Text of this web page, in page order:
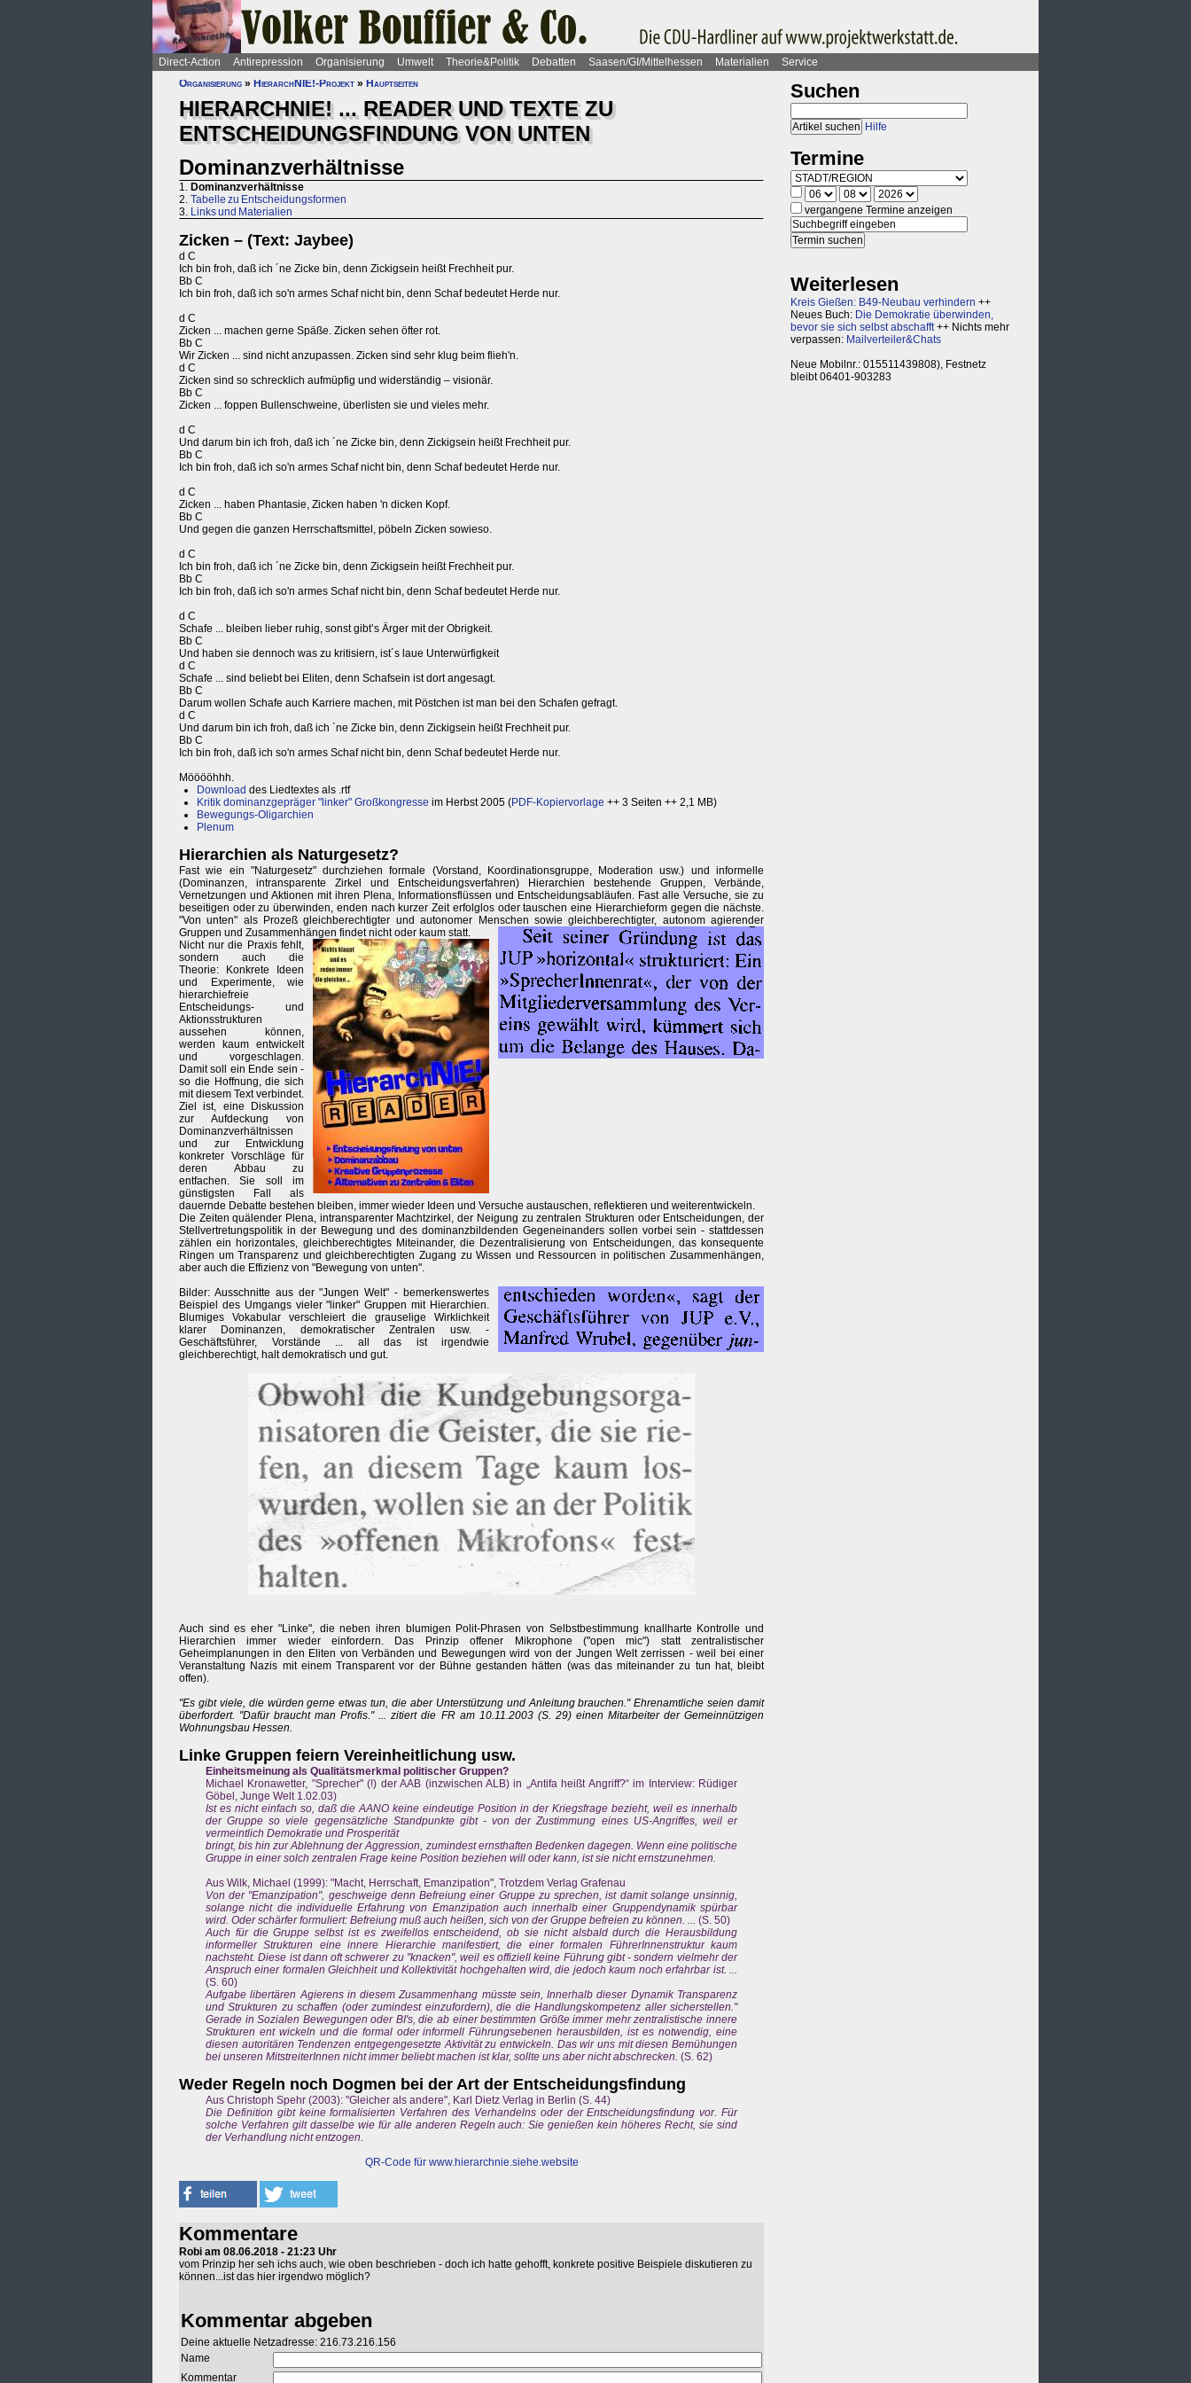
Direct-Action Antirepression Organisierung Umwelt Theorie&Politik Debatten Saasen/GI/Mittelhessen Materialien
Service
Organisierung » HierarchNIE!-Projekt » Hauptseiten
HIERARCHNIE! ... READER UND TEXTE ZU
ENTSCHEIDUNGSFINDUNG VON UNTEN
Dominanzverhältnisse
1. Dominanzverhältnisse
2. Tabelle zu Entscheidungsformen
3. Links und Materialien
Zicken – (Text: Jaybee)
d C
Ich bin froh, daß ich ´ne Zicke bin, denn Zickigsein heißt Frechheit pur.
Bb C
Ich bin froh, daß ich so'n armes Schaf nicht bin, denn Schaf bedeutet Herde nur.
d C
Zicken ... machen gerne Späße. Zicken sehen öfter rot.
Bb C
Wir Zicken ... sind nicht anzupassen. Zicken sind sehr klug beim flieh'n.
d C
Zicken sind so schrecklich aufmüpfig und widerständig – visionär.
Bb C
Zicken ... foppen Bullenschweine, überlisten sie und vieles mehr.
d C
Und darum bin ich froh, daß ich ´ne Zicke bin, denn Zickigsein heißt Frechheit pur.
Bb C
Ich bin froh, daß ich so'n armes Schaf nicht bin, denn Schaf bedeutet Herde nur.
d C
Zicken ... haben Phantasie, Zicken haben 'n dicken Kopf.
Bb C
Und gegen die ganzen Herrschaftsmittel, pöbeln Zicken sowieso.
d C
Ich bin froh, daß ich ´ne Zicke bin, denn Zickigsein heißt Frechheit pur.
Bb C
Ich bin froh, daß ich so'n armes Schaf nicht bin, denn Schaf bedeutet Herde nur.
d C
Schafe ... bleiben lieber ruhig, sonst gibt’s Ärger mit der Obrigkeit.
Bb C
Und haben sie dennoch was zu kritisiern, ist´s laue Unterwürfigkeit
d C
Schafe ... sind beliebt bei Eliten, denn Schafsein ist dort angesagt.
Bb C
Darum wollen Schafe auch Karriere machen, mit Pöstchen ist man bei den Schafen gefragt.
d C
Und darum bin ich froh, daß ich ´ne Zicke bin, denn Zickigsein heißt Frechheit pur.
Bb C
Ich bin froh, daß ich so'n armes Schaf nicht bin, denn Schaf bedeutet Herde nur.
Mööööhhh.
Download des Liedtextes als .rtf
Kritik dominanzgepräger "linker" Großkongresse im Herbst 2005 (PDF-Kopiervorlage ++ 3 Seiten ++ 2,1 MB)
Bewegungs-Oligarchien
Plenum
Hierarchien als Naturgesetz?
Fast wie ein "Naturgesetz" durchziehen formale (Vorstand, Koordinationsgruppe, Moderation usw.) und informelle
(Dominanzen, intransparente Zirkel und Entscheidungsverfahren) Hierarchien bestehende Gruppen, Verbände,
Vernetzungen und Aktionen mit ihren Plena, Informationsflüssen und Entscheidungsabläufen. Fast alle Versuche, sie zu
beseitigen oder zu überwinden, enden nach kurzer Zeit erfolglos oder tauschen eine Hierarchieform gegen die nächste.
"Von unten" als Prozeß gleichberechtigter und autonomer Menschen sowie gleichberechtigter, autonom agierender
Gruppen und Zusammenhängen findet nicht oder kaum statt.
Nicht nur die Praxis fehlt,
sondern auch die
Theorie: Konkrete Ideen
und Experimente, wie
hierarchiefreie
Entscheidungs- und
Aktionsstrukturen
aussehen können,
werden kaum entwickelt
und vorgeschlagen.
Damit soll ein Ende sein -
so die Hoffnung, die sich
mit diesem Text verbindet.
Ziel ist, eine Diskussion
zur Aufdeckung von
Dominanzverhältnissen
und zur Entwicklung
konkreter Vorschläge für
deren Abbau zu
entfachen. Sie soll im
günstigsten Fall als
dauernde Debatte bestehen bleiben, immer wieder Ideen und Versuche austauschen, reflektieren und weiterentwickeln.
Die Zeiten quälender Plena, intransparenter Machtzirkel, der Neigung zu zentralen Strukturen oder Entscheidungen, der
Stellvertretungspolitik in der Bewegung und des dominanzbildenden Gegeneinanders sollen vorbei sein - stattdessen
zählen ein horizontales, gleichberechtigtes Miteinander, die Dezentralisierung von Entscheidungen, das konsequente
Ringen um Transparenz und gleichberechtigten Zugang zu Wissen und Ressourcen in politischen Zusammenhängen,
aber auch die Effizienz von "Bewegung von unten".
Bilder: Ausschnitte aus der "Jungen Welt" - bemerkenswertes
Beispiel des Umgangs vieler "linker" Gruppen mit Hierarchien.
Blumiges Vokabular verschleiert die grauselige Wirklichkeit
klarer Dominanzen, demokratischer Zentralen usw. -
Geschäftsführer, Vorstände ... all das ist irgendwie
gleichberechtigt, halt demokratisch und gut.
Auch sind es eher "Linke", die neben ihren blumigen Polit-Phrasen von Selbstbestimmung knallharte Kontrolle und
Hierarchien immer wieder einfordern. Das Prinzip offener Mikrophone ("open mic") statt zentralistischer
Geheimplanungen in den Eliten von Verbänden und Bewegungen wird von der Jungen Welt zerrissen - weil bei einer
Veranstaltung Nazis mit einem Transparent vor der Bühne gestanden hätten (was das miteinander zu tun hat, bleibt
offen).
"Es gibt viele, die würden gerne etwas tun, die aber Unterstützung und Anleitung brauchen." Ehrenamtliche seien damit
überfordert. "Dafür braucht man Profis." ... zitiert die FR am 10.11.2003 (S. 29) einen Mitarbeiter der Gemeinnützigen
Wohnungsbau Hessen.
Linke Gruppen feiern Vereinheitlichung usw.
Einheitsmeinung als Qualitätsmerkmal politischer Gruppen?
Michael Kronawetter, "Sprecher" (!) der AAB (inzwischen ALB) in „Antifa heißt Angriff?“ im Interview: Rüdiger
Göbel, Junge Welt 1.02.03)
Ist es nicht einfach so, daß die AANO keine eindeutige Position in der Kriegsfrage bezieht, weil es innerhalb
der Gruppe so viele gegensätzliche Standpunkte gibt - von der Zustimmung eines US-Angriffes, weil er
vermeintlich Demokratie und Prosperität
bringt, bis hin zur Ablehnung der Aggression, zumindest ernsthaften Bedenken dagegen. Wenn eine politische
Gruppe in einer solch zentralen Frage keine Position beziehen will oder kann, ist sie nicht ernstzunehmen.
Aus Wilk, Michael (1999): "Macht, Herrschaft, Emanzipation", Trotzdem Verlag Grafenau
Von der "Emanzipation", geschweige denn Befreiung einer Gruppe zu sprechen, ist damit solange unsinnig,
solange nicht die individuelle Erfahrung von Emanzipation auch innerhalb einer Gruppendynamik spürbar
wird. Oder schärfer formuliert: Befreiung muß auch heißen, sich von der Gruppe befreien zu können. ... (S. 50)
Auch für die Gruppe selbst ist es zweifellos entscheidend, ob sie nicht alsbald durch die Herausbildung
informeller Strukturen eine innere Hierarchie manifestiert, die einer formalen FührerInnenstruktur kaum
nachsteht. Diese ist dann oft schwerer zu "knacken", weil es offiziell keine Führung gibt - sondern vielmehr der
Anspruch einer formalen Gleichheit und Kollektivität hochgehalten wird, die jedoch kaum noch erfahrbar ist. ...
(S. 60)
Aufgabe libertären Agierens in diesem Zusammenhang müsste sein, Innerhalb dieser Dynamik Transparenz
und Strukturen zu schaffen (oder zumindest einzufordern), die die Handlungskompetenz aller sicherstellen."
Gerade in Sozialen Bewegungen oder BI's, die ab einer bestimmten Größe immer mehr zentralistische innere
Strukturen ent wickeln und die formal oder informell Führungsebenen herausbilden, ist es notwendig, eine
diesen autoritären Tendenzen entgegengesetzte Aktivität zu entwickeln. Das wir uns mit diesen Bemühungen
bei unseren MitstreiterInnen nicht immer beliebt machen ist klar, sollte uns aber nicht abschrecken. (S. 62)
Weder Regeln noch Dogmen bei der Art der Entscheidungsfindung
Aus Christoph Spehr (2003): "Gleicher als andere", Karl Dietz Verlag in Berlin (S. 44)
Die Definition gibt keine formalisierten Verfahren des Verhandelns oder der Entscheidungsfindung vor. Für
solche Verfahren gilt dasselbe wie für alle anderen Regeln auch: Sie genießen kein höheres Recht, sie sind
der Verhandlung nicht entzogen.
QR-Code für www.hierarchnie.siehe.website
Kommentare
Robi am 08.06.2018 - 21:23 Uhr
vom Prinzip her seh ichs auch, wie oben beschrieben - doch ich hatte gehofft, konkrete positive Beispiele diskutieren zu
können...ist das hier irgendwo möglich?
Kommentar abgeben
Deine aktuelle Netzadresse: 216.73.216.156
Name
Kommentar
Suchen
Hilfe
Termine
vergangene Termine anzeigen
Weiterlesen
Kreis Gießen: B49-Neubau verhindern ++
Neues Buch: Die Demokratie überwinden,
bevor sie sich selbst abschafft++ Nichts mehr
verpassen: Mailverteiler&Chats
Neue Mobilnr.: 015511439808), Festnetz
bleibt 06401-903283